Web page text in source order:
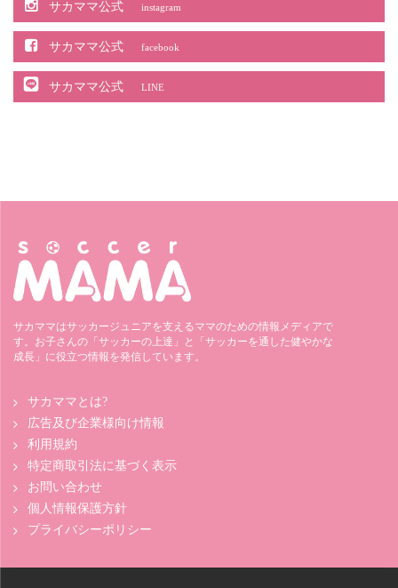
サカママ公式 instagram
サカママ公式 facebook
サカママ公式 LINE
サカママはサッカージュニアを支えるママのための情報メディアで
す。お子さんの「サッカーの上達」と「サッカーを通した健やかな
成長」に役立つ情報を発信しています。
サカママとは?
広告及び企業様向け情報
利用規約
特定商取引法に基づく表示
お問い合わせ
個人情報保護方針
プライバシーポリシー